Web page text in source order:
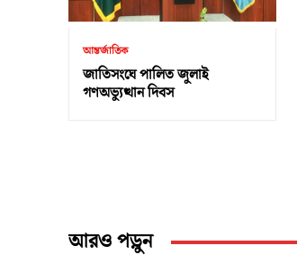
আন্তর্জাতিক
জাতিসংঘে পালিত জুলাই
গণঅভ্যুত্থান দিবস
আরও পড়ুন